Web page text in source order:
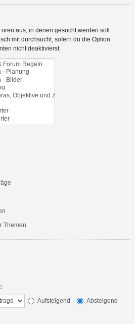
aus, in denen gesucht werden soll.
mit durchsucht, sofern du die Option
nicht deaktivierst.
Themen
Aufsteigend
Absteigend